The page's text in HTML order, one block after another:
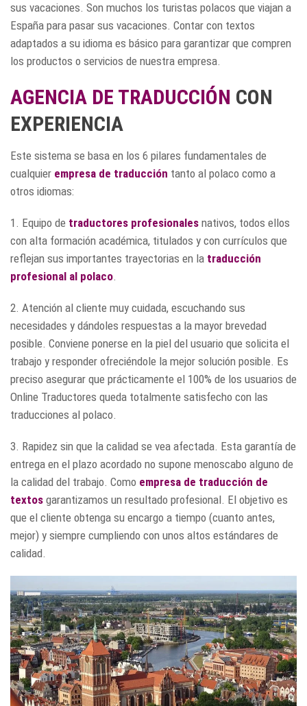
sus vacaciones. Son muchos los turistas polacos que viajan a
España para pasar sus vacaciones. Contar con textos
adaptados a su idioma es básico para garantizar que compren
los productos o servicios de nuestra empresa.
AGENCIA DE TRADUCCIÓN CON
EXPERIENCIA
Este sistema se basa en los 6 pilares fundamentales de
cualquier empresa de traducción tanto al polaco como a
otros idiomas:
1. Equipo de traductores profesionales nativos, todos ellos
con alta formación académica, titulados y con currículos que
reflejan sus importantes trayectorias en la traducción
profesional al polaco.
2. Atención al cliente muy cuidada, escuchando sus
necesidades y dándoles respuestas a la mayor brevedad
posible. Conviene ponerse en la piel del usuario que solicita el
trabajo y responder ofreciéndole la mejor solución posible. Es
preciso asegurar que prácticamente el 100% de los usuarios de
Online Traductores queda totalmente satisfecho con las
traducciones al polaco.
3. Rapidez sin que la calidad se vea afectada. Esta garantía de
entrega en el plazo acordado no supone menoscabo alguno de
la calidad del trabajo. Como empresa de traducción de
textos garantizamos un resultado profesional. El objetivo es
que el cliente obtenga su encargo a tiempo (cuanto antes,
mejor) y siempre cumpliendo con unos altos estándares de
calidad.